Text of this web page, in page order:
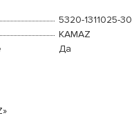
5320-1311025-30
KAMAZ
Да